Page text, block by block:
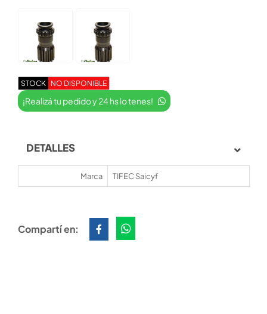
STOCK NO DISPONIBLE
¡Realizá tu pedido y 24 hs lo tenes!
DETALLES
Marca TIFEC Saicyf
Compartí en: